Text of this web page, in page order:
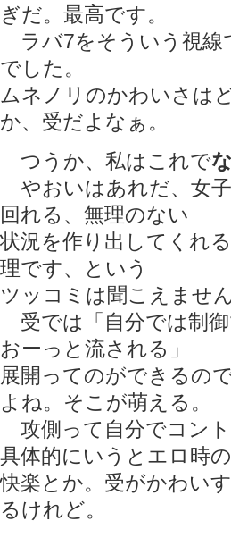
ぎだ。最高です。
ラバ7をそういう視線
でした。
ムネノリのかわいさは
か、受だよなぁ。
つうか、私はこれで
やおいはあれだ、女
回れる、無理のない
状況を作り出してくれる
理です、という
ツッコミは聞こえません
受では「自分では制
おーっと流される」
展開ってのができるの
よね。そこが萌える。
攻側って自分でコン
具体的にいうとエロ時の
快楽とか。受がかわい
るけれど。